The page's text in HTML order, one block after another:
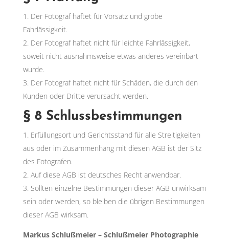
Der Fotograf haftet für Vorsatz und grobe
Fahrlässigkeit.
Der Fotograf haftet nicht für leichte Fahrlässigkeit,
soweit nicht ausnahmsweise etwas anderes vereinbart
wurde.
Der Fotograf haftet nicht für Schäden, die durch den
Kunden oder Dritte verursacht werden.
§ 8 Schlussbestimmungen
Erfüllungsort und Gerichtsstand für alle Streitigkeiten
aus oder im Zusammenhang mit diesen AGB ist der Sitz
des Fotografen.
Auf diese AGB ist deutsches Recht anwendbar.
Sollten einzelne Bestimmungen dieser AGB unwirksam
sein oder werden, so bleiben die übrigen Bestimmungen
dieser AGB wirksam.
Markus Schlußmeier – Schlußmeier Photographie